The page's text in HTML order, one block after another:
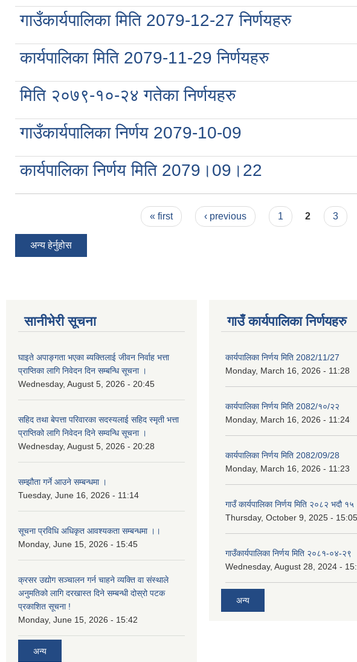
गाउँकार्यपालिका मिति 2079-12-27 निर्णयहरु
कार्यपालिका मिति 2079-11-29 निर्णयहरु
मिति २०७९-१०-२४ गतेका निर्णयहरु
गाउँकार्यपालिका निर्णय 2079-10-09
कार्यपालिका निर्णय मिति 2079।09।22
« first ‹ previous 1 2 3
अन्य हेर्नुहोस
सानीभेरी सूचना
घाइते अपाङ्गता भएका ब्यक्तिलाई जीवन निर्वाह भत्ता
प्राप्तिका लागि निवेदन दिन सम्बन्धि सूचना ।
Wednesday, August 5, 2026 - 20:45
सहिद तथा बेपत्ता परिवारका सदस्यलाई सहिद स्मृती भत्ता
प्राप्तिको लागि निवेदन दिने सम्वन्धि सूचना ।
Wednesday, August 5, 2026 - 20:28
सम्झौता गर्ने आउने सम्बन्धमा ।
Tuesday, June 16, 2026 - 11:14
सूचना प्रविधि अधिकृत आवश्यकता सम्बन्धमा ।।
Monday, June 15, 2026 - 15:45
क्रसर उद्योग सञ्चालन गर्न चाहने व्यक्ति वा संस्थाले
अनुमतिको लागि दरखास्त दिने सम्बन्धी दोस्रो पटक
प्रकाशित सूचना !
Monday, June 15, 2026 - 15:42
अन्य
गाउँ कार्यपालिका निर्णयहरु
कार्यपालिका निर्णय मिति 2082/11/27
Monday, March 16, 2026 - 11:28
कार्यपालिका निर्णय मिति 2082/१०/२२
Monday, March 16, 2026 - 11:24
कार्यपालिका निर्णय मिति 2082/09/28
Monday, March 16, 2026 - 11:23
गाउँ कार्यपालिका निर्णय मिति २०८२ भदौ १५
Thursday, October 9, 2025 - 15:05
गाउँकार्यपालिका निर्णय मिति २०८१-०४-२९
Wednesday, August 28, 2024 -
अन्य